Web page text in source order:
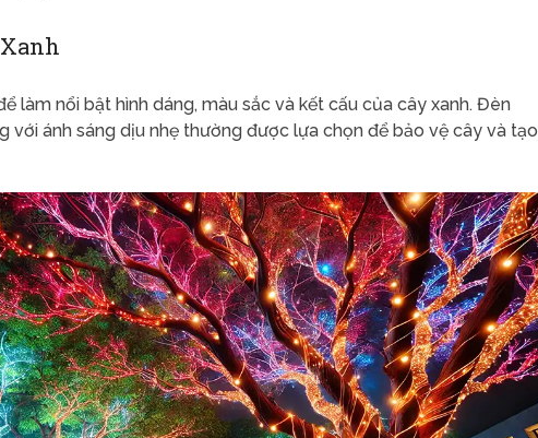
làm nổi bật hình dáng, màu sắc và kết cấu của cây xanh. Đèn
với ánh sáng dịu nhẹ thường được lựa chọn để bảo vệ cây và tạo